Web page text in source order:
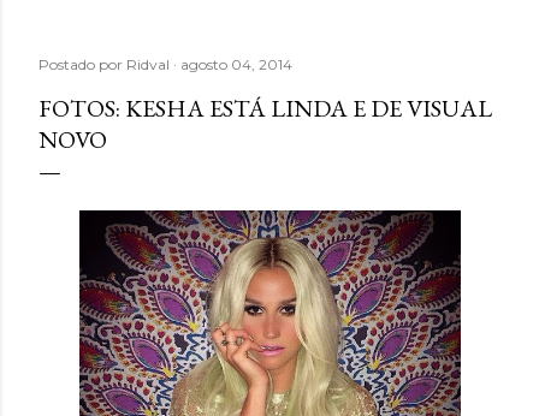
Postado por Ridval agosto 04, 2014
FOTOS: KESHA ESTÁ LINDA E DE VISUAL
NOVO